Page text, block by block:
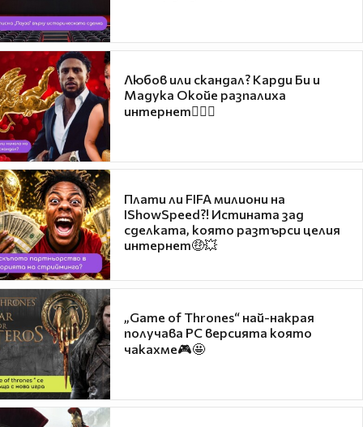
Любов или скандал? Карди Би и
Мадука Окойе разпалиха
интернет❤️‍🔥🔥
Плати ли FIFA милиони на
IShowSpeed?! Истината зад
сделката, която разтърси целия
интернет🤑💥
„Game of Thrones“ най-накрая
получава PC версията която
чакахме🎮🤩